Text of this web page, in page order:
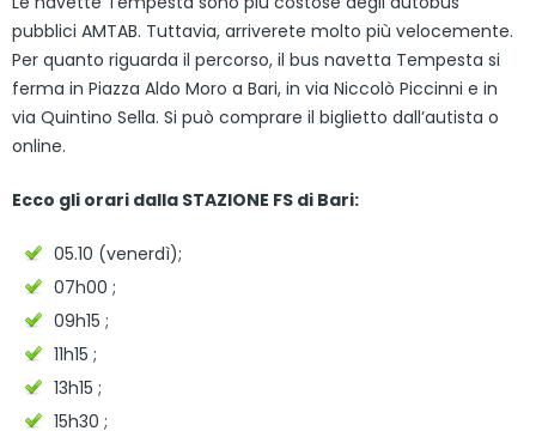
pubblici AMTAB. Tuttavia, arriverete molto più velocemente.
Per quanto riguarda il percorso, il bus navetta Tempesta si
ferma in Piazza Aldo Moro a Bari, in via Niccolò Piccinni e in
via Quintino Sella. Si può comprare il biglietto dall’autista o
online.
Ecco gli orari dalla STAZIONE FS di Bari:
05.10 (venerdì);
07h00 ;
09h15 ;
11h15 ;
13h15 ;
15h30 ;